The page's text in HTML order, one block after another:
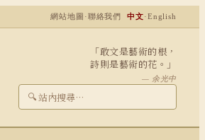
網站地圖 ·聯絡我們 中文·English
「敢文是藝術的根，
詩則是藝術的花。」
— 余光中
🔍